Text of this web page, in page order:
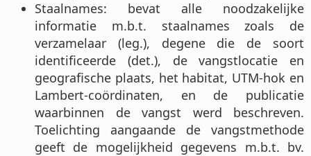
Staalnames: bevat alle noodzakelijke
informatie m.b.t. staalnames zoals de
verzamelaar (leg.), degene die de soort
identificeerde (det.), de vangstlocatie en
geografische plaats, het habitat, UTM-hok en
Lambert-coördinaten, en de publicatie
waarbinnen de vangst werd beschreven.
Toelichting aangaande de vangstmethode
geeft de mogelijkheid gegevens m.b.t. bv.